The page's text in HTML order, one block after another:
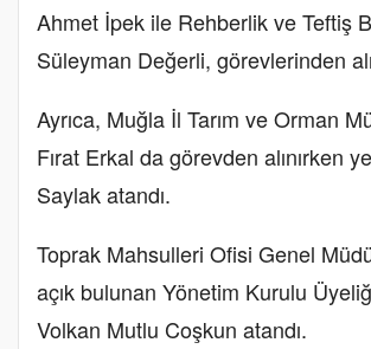
Ahmet İpek ile Rehberlik ve Teftiş
Süleyman Değerli, görevlerinden
Ayrıca, Muğla İl Tarım ve Orman
Fırat Erkal da görevden alınırken
Saylak atandı.
Toprak Mahsulleri Ofisi Genel
açık bulunan Yönetim Kurulu
Volkan Mutlu Coşkun atandı.